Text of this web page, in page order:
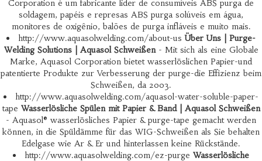
Corporation é um fabricante lider de consumíveis ABS purga de
soldagem, papéis e represas ABS purga solúveis em água,
monitores de oxigênio, balões de purga infláveis e muito mais.
http://www.aquasolwelding.com/about-usÜber Uns | Purge-
Welding Solutions | Aquasol Schweißen- Mit sich als eine Globale
Marke, Aquasol Corporation bietet wasserlöslichen Papier-und
patentierte Produkte zur Verbesserung der purge-die Effizienz beim
Schweißen, da 2003.
http://www.aquasolwelding.com/aquasol-water-soluble-paper-
tape Wasserlösliche Spülen mit Papier & Band | Aquasol Schweißen
- Aquasol® wasserlösliches Papier & purge-tape gemacht werden
können, in die Spüldämme für das WIG-Schweißen als Sie behalten
Edelgase wie Ar & Er und hinterlassen keine Rückstände.
http://www.aquasolwelding.com/ez-purge Wasserlösliche